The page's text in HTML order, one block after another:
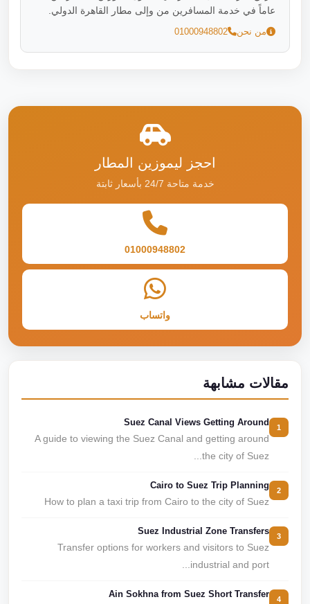
عاماً في خدمة المسافرين من وإلى مطار القاهرة الدولي.
من نحن 01000948802
احجز ليموزين المطار
خدمة متاحة 24/7 بأسعار ثابتة
01000948802
واتساب
مقالات مشابهة
Suez Canal Views Getting Around
A guide to viewing the Suez Canal and getting around
the city of Suez...
Cairo to Suez Trip Planning
How to plan a taxi trip from Cairo to the city of Suez
Suez Industrial Zone Transfers
Transfer options for workers and visitors to Suez
industrial and port...
Ain Sokhna from Suez Short Transfer